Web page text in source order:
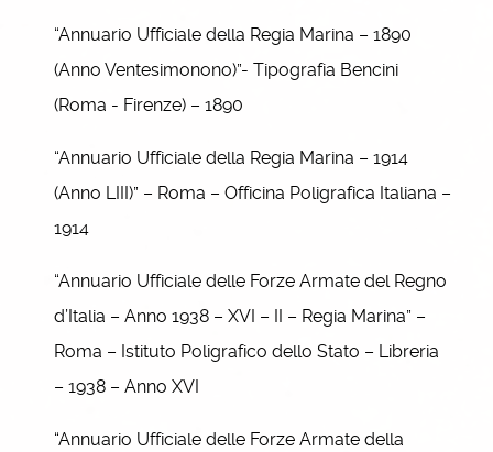
“Annuario Ufficiale della Regia Marina – 1890
(Anno Ventesimonono)”- Tipografia Bencini
(Roma - Firenze) – 1890
“Annuario Ufficiale della Regia Marina – 1914
(Anno LIII)” – Roma – Officina Poligrafica Italiana –
1914
“Annuario Ufficiale delle Forze Armate del Regno
d’Italia – Anno 1938 – XVI – II – Regia Marina” –
Roma – Istituto Poligrafico dello Stato – Libreria
– 1938 – Anno XVI
“Annuario Ufficiale delle Forze Armate della